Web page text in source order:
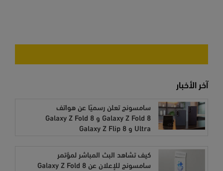
آخر الأخبار
سامسونج تعلن رسميًا عن هواتف
Galaxy Z Fold 8 و Galaxy Z Fold 8
Ultra و Galaxy Z Flip 8
كيف تشاهد البث المباشر لمؤتمر
سامسونج للإعلان عن Galaxy Z Fold 8